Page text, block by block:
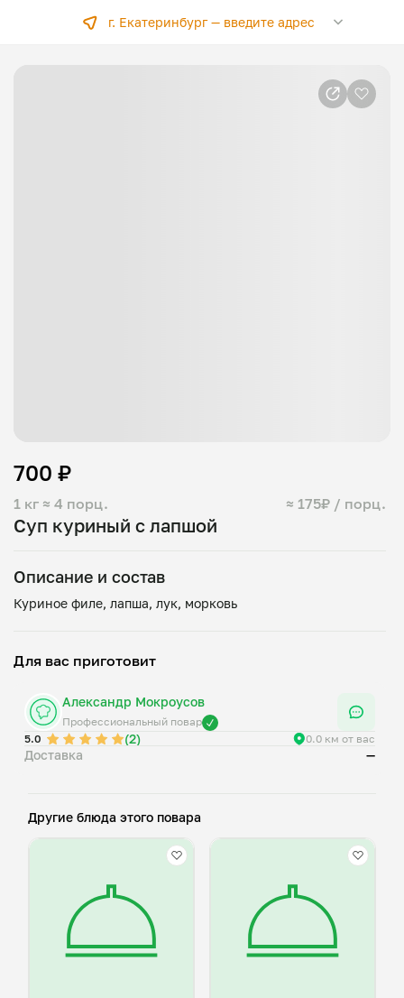
г. Екатеринбург —введите адрес
Суп куриный с лапшой
1 кг ≈ 4 порц. ≈ 175₽ / порц.
700 ₽
Описание и состав
Для вас приготовит
Александр Мокроусов
Профессиональный повар
5.0
(2) 0.0 км от вас
Доставка —
Другие блюда этого повара